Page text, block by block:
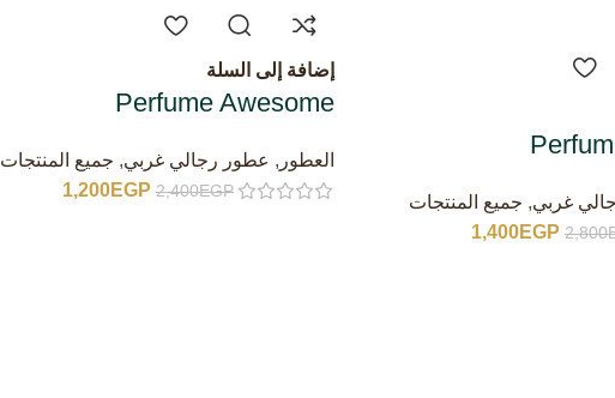
غربي, جميع المنتجات
2,800
1,400EGP
إضافة إلى السلة
Perfume Awesome
العطور , عطور رجالي غربي, جميع المنتجات
2,400EGP
1,200EGP